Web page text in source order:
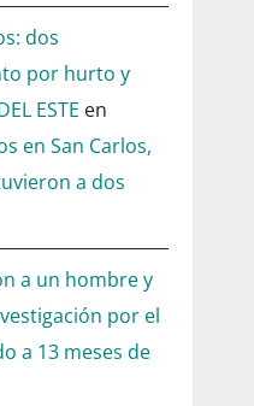
dos
por hurto y
ESTE en
en San Carlos,
a dos
a un hombre y
por el
a 13 meses de